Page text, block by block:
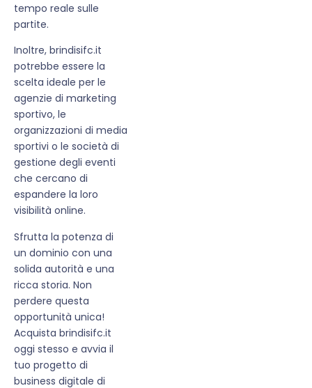
tempo reale sulle
partite.
Inoltre, brindisifc.it
potrebbe essere la
scelta ideale per le
agenzie di marketing
sportivo, le
organizzazioni di media
sportivi o le società di
gestione degli eventi
che cercano di
espandere la loro
visibilità online.
Sfrutta la potenza di
un dominio con una
solida autorità e una
ricca storia. Non
perdere questa
opportunità unica!
Acquista brindisifc.it
oggi stesso e avvia il
tuo progetto di
business digitale di